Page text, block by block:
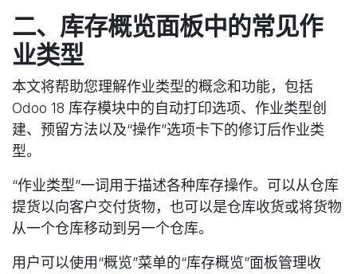
二、库存概览面板中的常见作
业类型
本文将帮助您理解作业类型的概念和功能，包括
Odoo 18 库存模块中的自动打印选项、作业类型创
建、预留方法以及“操作”选项卡下的修订后作业类
型。
“作业类型”一词用于描述各种库存操作。可以从仓库
提货以向客户交付货物，也可以是仓库收货或将货物
从一个仓库移动到另一个仓库。
用户可以使用“概览”菜单的“库存概览”面板管理收